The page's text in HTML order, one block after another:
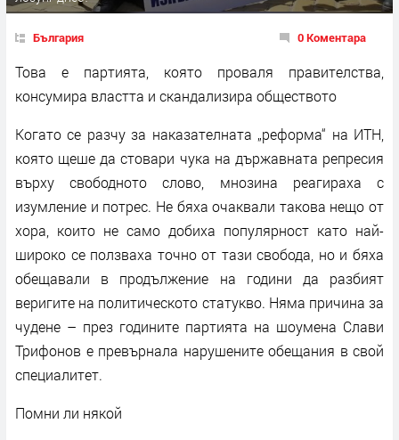
България 0 Коментара
Това е партията, която проваля правителства,
консумира властта и скандализира обществото
Когато се разчу за наказателната „реформа“ на ИТН,
която щеше да стовари чука на държавната репресия
върху свободното слово, мнозина реагираха с
изумление и потрес. Не бяха очаквали такова нещо от
хора, които не само добиха популярност като най-
широко се ползваха точно от тази свобода, но и бяха
обещавали в продължение на години да разбият
веригите на политическото статукво. Няма причина за
чудене – през годините партията на шоумена Слави
Трифонов е превърнала нарушените обещания в свой
специалитет.
Помни ли някой